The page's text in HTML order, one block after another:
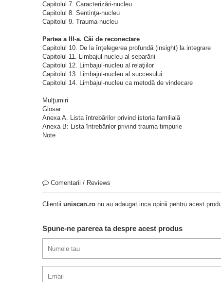
Capitolul 7. Caracterizări‑nucleu
Capitolul 8. Sentinţa‑nucleu
Capitolul 9. Trauma‑nucleu
Partea a III‑a. Căi de reconectare
Capitolul 10. De la înţelegerea profundă (insight) la integrare
Capitolul 11. Limbajul‑nucleu al separării
Capitolul 12. Limbajul‑nucleu al relaţiilor
Capitolul 13. Limbajul‑nucleu al succesului
Capitolul 14. Limbajul‑nucleu ca metodă de vindecare
Mulţumiri
Glosar
Anexa A. Lista întrebărilor privind istoria familială
Anexa B: Lista întrebărilor privind trauma timpurie
Note
Comentarii / Reviews
Clientii uniscan.ro nu au adaugat inca opinii pentru acest
Spune-ne parerea ta despre acest produs